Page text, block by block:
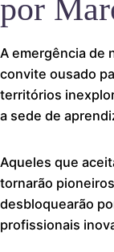
por
A emergência de
convite ousado
territórios
a sede de
Aqueles que
tornarão
desbloquearão
profissionais